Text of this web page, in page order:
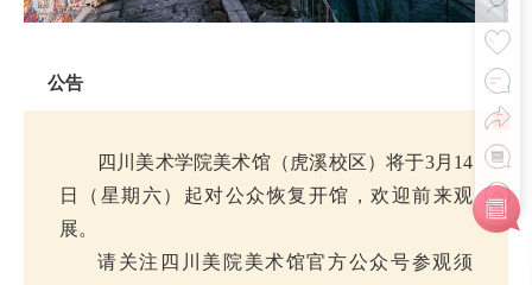
公告
四川美术学院美术馆（虎溪校区）将于3月14
日（星期六）起对公众恢复开馆，欢迎前来观
展。
请关注四川美院美术馆官方公众号参观须